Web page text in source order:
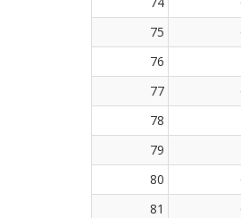
75
76
77
78
79
80
81